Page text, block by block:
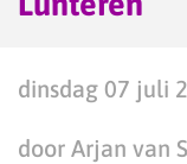
dinsdag 07 juli
door Arjan van